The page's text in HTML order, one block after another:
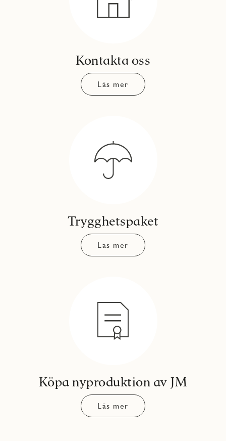
Kontakta oss
Läs mer
Trygghetspaket
Läs mer
Köpa nyproduktion av JM
Läs mer